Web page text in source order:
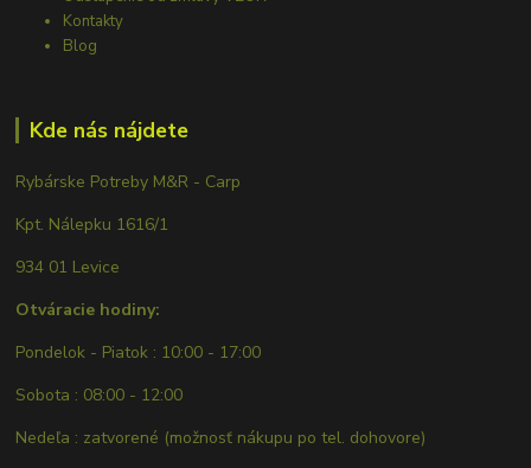
Kontakty
Blog
Kde nás nájdete
Rybárske Potreby M&R - Carp
Kpt. Nálepku 1616/1
934 01 Levice
Otváracie hodiny:
Pondelok - Piatok : 10:00 - 17:00
Sobota : 08:00 - 12:00
Nedeľa : zatvorené (možnosť nákupu po tel. dohovore)